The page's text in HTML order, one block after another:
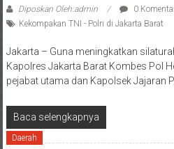
Diposkan Oleh:admin
0
Kekompakan TNI - Polri di Jakarta Barat
Jakarta – Guna meningkatkan
Kapolres Jakarta Barat Kombes Pol
pejabat utama dan Kapolsek Jajaran
Baca selengkapnya
Daerah